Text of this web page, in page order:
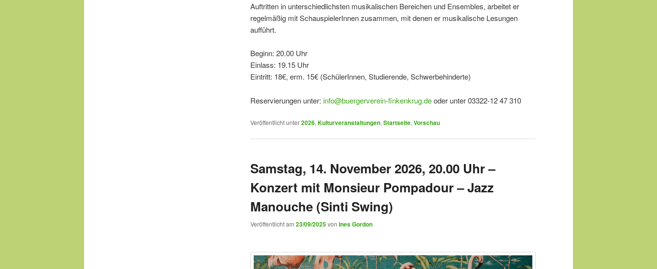
Auftritten in unterschiedlichsten musikalischen Bereichen und Ensembles, arbeitet er
regelmäßig mit SchauspielerInnen zusammen, mit denen er musikalische Lesungen
aufführt.
Beginn: 20.00 Uhr
Einlass: 19.15 Uhr
Eintritt: 18€, erm. 15€ (SchülerInnen, Studierende, Schwerbehinderte)
Reservierungen unter: info@buergerverein-finkenkrug.deoder unter 03322-12 47 310
Veröffentlicht unter2026, Kulturveranstaltungen, Startseite, Vorschau
Samstag, 14. November 2026, 20.00 Uhr –
Konzert mit Monsieur Pompadour – Jazz
Manouche (Sinti Swing)
Veröffentlicht am 23/09/2025von Ines Gordon